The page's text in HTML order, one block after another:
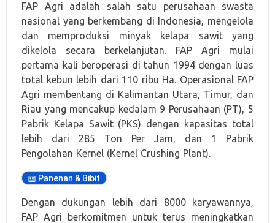
FAP Agri adalah salah satu perusahaan swasta
nasional yang berkembang di Indonesia, mengelola
dan memproduksi minyak kelapa sawit yang
dikelola secara berkelanjutan. FAP Agri mulai
pertama kali beroperasi di tahun 1994 dengan luas
total kebun lebih dari 110 ribu Ha. Operasional FAP
Agri membentang di Kalimantan Utara, Timur, dan
Riau yang mencakup kedalam 9 Perusahaan (PT), 5
Pabrik Kelapa Sawit (PKS) dengan kapasitas total
lebih dari 285 Ton Per Jam, dan 1 Pabrik
Pengolahan Kernel (Kernel Crushing Plant).
Panenan & Bibit
Dengan dukungan lebih dari 8000 karyawannya,
FAP Agri berkomitmen untuk terus meningkatkan